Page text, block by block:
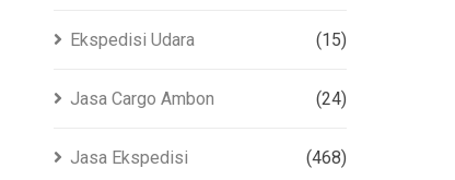
Ekspedisi Udara (15)
Jasa Cargo Ambon (24)
Jasa Ekspedisi (468)